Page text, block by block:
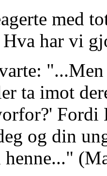
med
har vi
ta imot
Fordi
og din
henne..."